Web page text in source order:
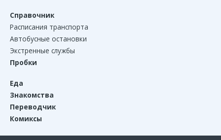
Справочник
Расписания транспорта
Автобусные остановки
Экстренные службы
Пробки
Еда
Знакомства
Переводчик
Комиксы